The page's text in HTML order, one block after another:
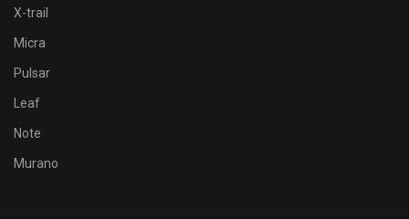
X-trail
Micra
Pulsar
Leaf
Note
Murano